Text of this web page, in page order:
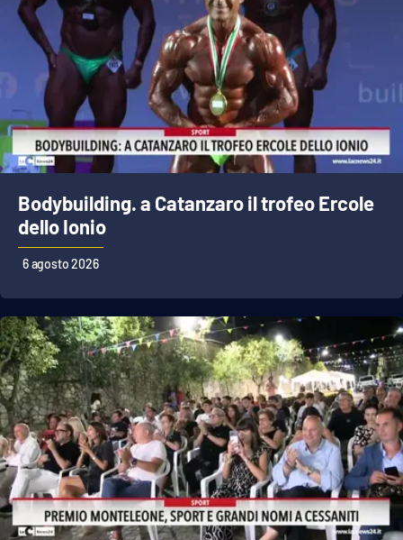
Venti di comunicazione
STREAMING
LaC TV
LaC Network
LaC OnAir
LOCALI
Catanzaro
Crotone
Vibo Valentia
Reggio Calabria
Cosenza
Bodybuilding. a Catanzaro il trofeo Ercole
dello Ionio
6 agosto 2026